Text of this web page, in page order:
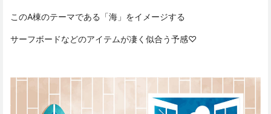
このA棟のテーマである「海」をイメージする
サーフボードなどのアイテムが凄く似合う予感♡